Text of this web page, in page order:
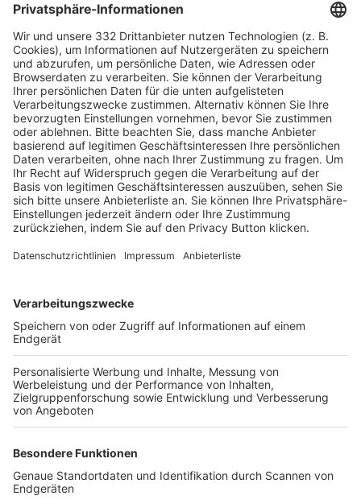
HÄUFIG BESUCHTE SEITEN
Pässe und Vereinswechsel
Trainerausbildung
Schulungsangebot Vereinsmitarbeiter
BFV-Geschäftsstellen
Trainerbörse
Login SpielPlus
FOLGE DEM BFV
TOP-VEREINE
TOP-PARTNER